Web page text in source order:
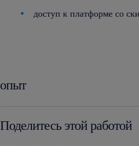
доступ к платформе со
опыт
Поделитесь этой работой